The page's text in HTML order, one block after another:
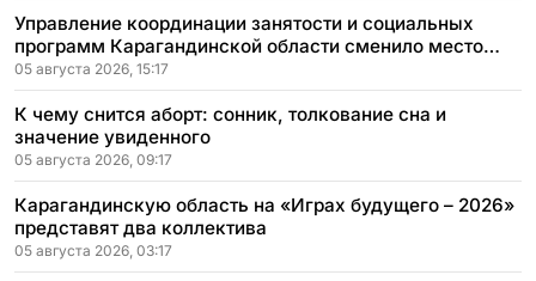
Управление координации занятости и социальных
программ Карагандинской области сменило место
расположения
05 августа 2026, 15:17
К чему снится аборт: сонник, толкование сна и
значение увиденного
05 августа 2026, 09:17
Карагандинскую область на «Играх будущего – 2026»
представят два коллектива
05 августа 2026, 03:17